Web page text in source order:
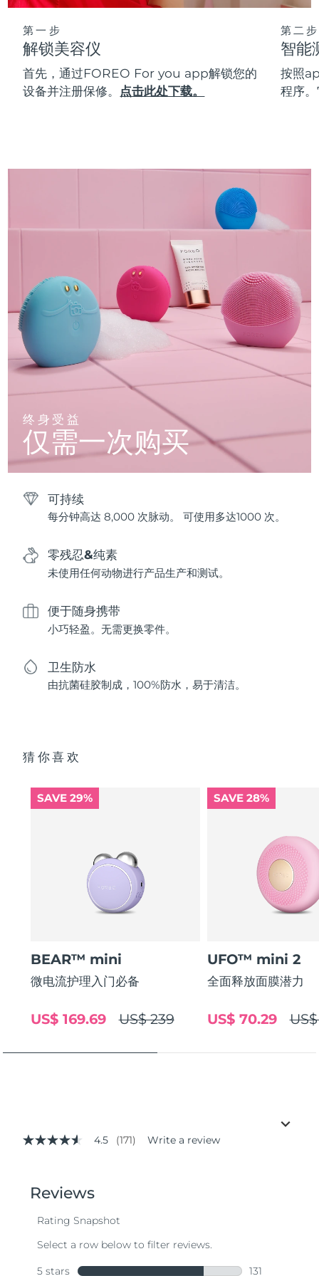
第一步
解锁美容仪
首先，通过FOREO For you app解锁您的
设备并注册保修。 点击此处下载。
第二步
智能
按照
程序
终身受益
仅需一次购买
可持续
每分钟高达 8,000 次脉动。 可使用多达1000 次。
零残忍&纯素
未使用任何动物进行产品生产和测试。
便于随身携带
小巧轻盈。无需更换零件。
卫生防水
由抗菌硅胶制成，100%防水，易于清洁。
猜你喜欢
SAVE 29%
BEAR™ mini
微电流护理入门必备
US$ 239
US$ 169.69
SAVE 28%
UFO™ mini 2
全面释放面膜潜力
US$ 70.29
4.5
stars,
average
value.
171
Same
4.5 (171) Write a review